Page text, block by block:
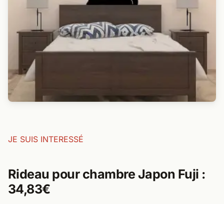
JE SUIS INTERESSÉ
Rideau pour chambre Japon Fuji :
34,83€